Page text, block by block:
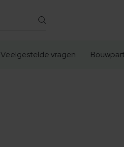
Veelgestelde vragen